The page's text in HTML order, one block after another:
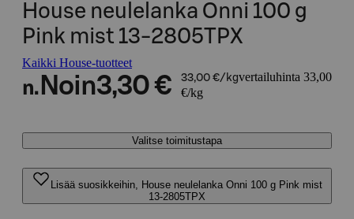
House neulelanka Onni 100 g
Pink mist 13-2805TPX
Kaikki House-tuotteet
n. Noin3,30 € 33,00 €/kgvertailuhinta 33,00
€/kg
Valitse toimitustapa
Lisää suosikkeihin, House neulelanka Onni 100 g Pink mist
13-2805TPX